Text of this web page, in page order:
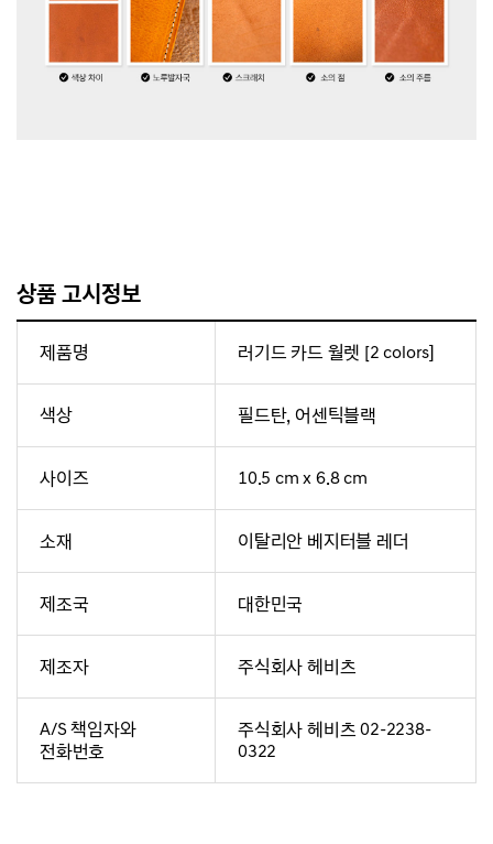
상품 고시정보
제품명 러기드 카드 월렛 [2 colors]
색상 필드탄, 어센틱블랙
사이즈 10.5 cm x 6.8 cm
소재 이탈리안 베지터블 레더
제조국 대한민국
제조자 주식회사 헤비츠
A/S 책임자와
전화번호
주식회사 헤비츠 02-2238-
0322